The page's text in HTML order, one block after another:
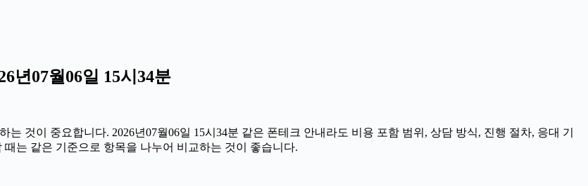
년07월06일 15시34분
것이 중요합니다. 2026년07월06일 15시34분 같은 폰테크 안내라도 비용 포함 범위, 상담 방식, 진행 절차, 응대 기
는 같은 기준으로 항목을 나누어 비교하는 것이 좋습니다.